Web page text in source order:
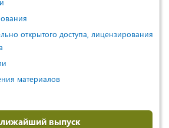
открытого доступа, лицензирования
материалов
выпуск